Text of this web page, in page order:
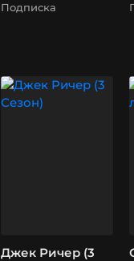
Подписка
Джек Ричер (3